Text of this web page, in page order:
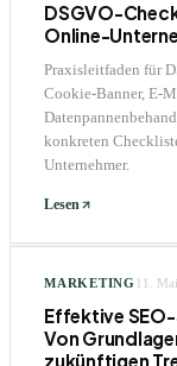
DSGVO-
Online-
Praxisleitfaden für
Cookie-Banner, E-
konkreten
Unternehmer.
Lesen
MARKETING11.
Effektive
Von
zukünftigen